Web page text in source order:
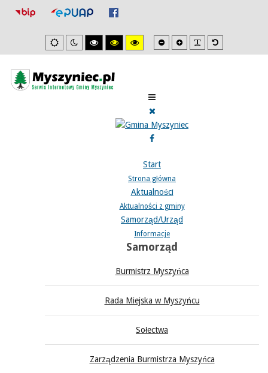
Ustawienia
domyslne
Tryb
nocny
Wysoki
kontrast
Wysoki
kontrast
Wysoki
kontrast
Mniejsza
czcionka
Zwiększona
czcionka
Domyślna
czcionka
Start
Strona główna
Aktualności
Aktualności z gminy
Samorząd/Urząd
Informacje
Samorząd
Burmistrz Myszyńca
Rada Miejska w Myszyńcu
Sołectwa
Zarządzenia Burmistrza Myszyńca